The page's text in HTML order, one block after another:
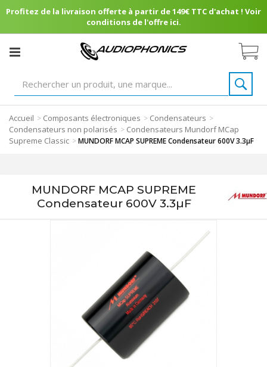
Profitez de la livraison offerte à partir de 149€ TTC d'achat ! Voir
conditions de l'offre ici.
Accueil > Composants électroniques > Condensateurs >
Condensateurs non polarisés > Condensateurs Mundorf MCap
Supreme Classic >MUNDORF MCAP SUPREME Condensateur 600V 3.3µF
MUNDORF MCAP SUPREME
Condensateur 600V 3.3µF